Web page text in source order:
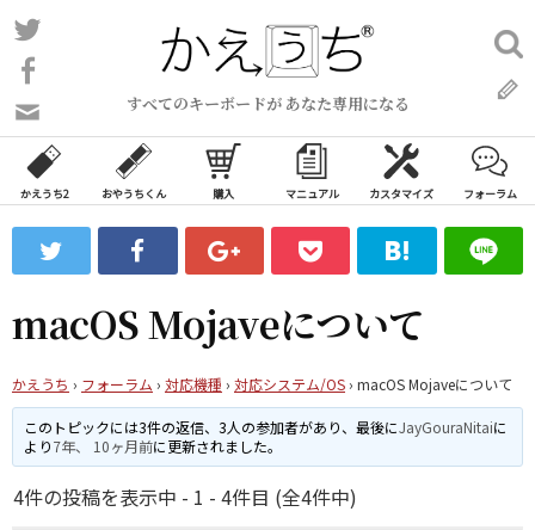
コ
ン
ン
ツ
ス
ッ
すべてのキーボードが あなた専用になる
い
合
わ
フ
ォ
ム
検
索:
かえうち2 おやうちくん 購入 マニュアル カスタマイズ フォーラム
macOS Mojaveについて
かえうち › フォーラム › 対応機種 › 対応システム/OS › macOS Mojaveについて
このトピックには3件の返信、3人の参加者があり、最後にJayGouraNitaiに
より7年、 10ヶ月前に更新されました。
4件の投稿を表示中 - 1 - 4件目 (全4件中)